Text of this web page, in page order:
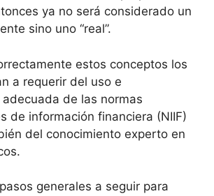
ya no será considerado un
sino uno “real”.
estos conceptos los
a requerir del uso e
de las normas
de información financiera (NIIF)
del conocimiento experto en
generales a seguir para